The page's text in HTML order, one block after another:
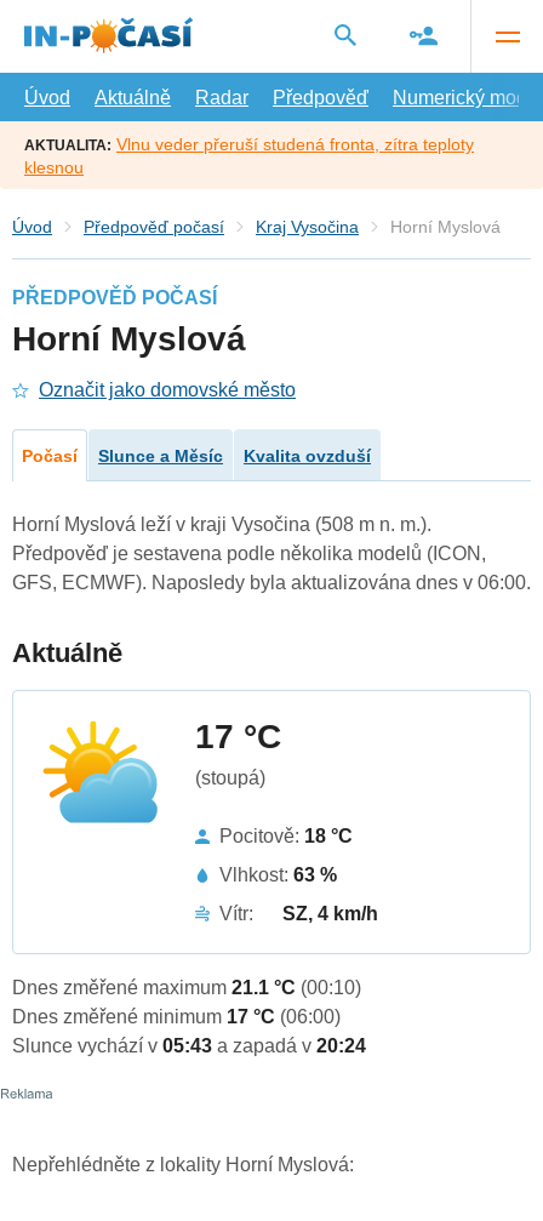
hlavní
Úvod
Aktuálně Radar Předpověď Numerický model
AKTUALITA: Vlnu veder přeruší studená fronta, zítra teploty
klesnou
Úvod Předpověď počasí Kraj Vysočina Horní Myslová
PŘEDPOVĚĎ POČASÍ
Horní Myslová
Označit jako domovské město
Počasí Slunce a Měsíc Kvalita ovzduší
Horní Myslová leží v kraji Vysočina (508 m n. m.).
Předpověď je sestavena podle několika modelů (ICON,
GFS, ECMWF). Naposledy byla aktualizována dnes v 06:00.
Aktuálně
17 °C
(stoupá)
Pocitově: 18 °C
Vlhkost: 63 %
Vítr:
SZ, 4 km/h
Dnes změřené maximum 21.1 °C (00:10)
Dnes změřené minimum 17 °C (06:00)
Slunce vychází v 05:43 a zapadá v 20:24
Nepřehlédněte z lokality Horní Myslová: